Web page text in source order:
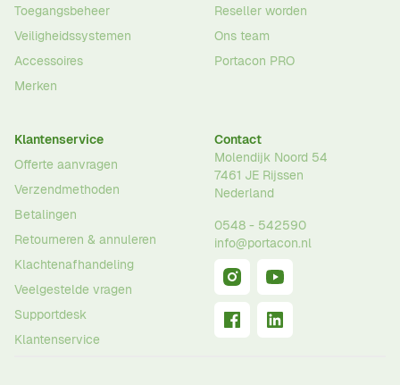
Toegangsbeheer
Veiligheidssystemen
Accessoires
Merken
Reseller worden
Ons team
Portacon PRO
Klantenservice
Offerte aanvragen
Verzendmethoden
Betalingen
Retourneren & annuleren
Klachtenafhandeling
Veelgestelde vragen
Supportdesk
Klantenservice
Contact
Molendijk Noord 54
7461 JE Rijssen
Nederland
0548 - 542590
info@portacon.nl